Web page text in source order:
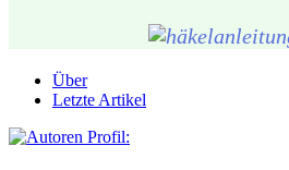
Über
Letzte Artikel